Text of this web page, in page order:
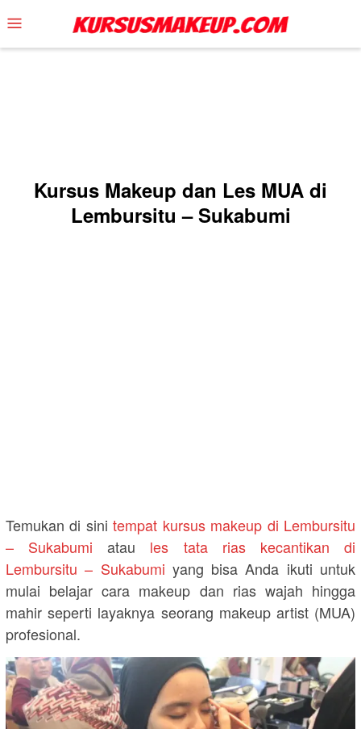
to
content
Mobile
Menu
Kursus Makeup dan Les MUA di
Lembursitu – Sukabumi
Temukan di sinitempat kursus makeup di Lembursitu
– Sukabumi atau les tata rias kecantikan di
Lembursitu – Sukabumi yang bisa Anda ikuti untuk
mulai belajar cara makeup dan rias wajah hingga
mahir seperti layaknya seorang makeup artist (MUA)
profesional.